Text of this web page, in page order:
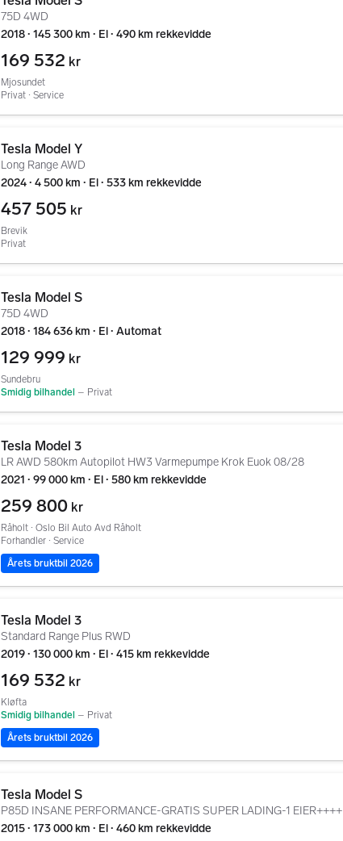
75D 4WD
2018 ∙ 145 300 km ∙ El ∙ 490 km rekkevidde
169 532 kr
Mjosundet
Privat ∙ Service
Tesla Model Y
Long Range AWD
2024 ∙ 4 500 km ∙ El ∙ 533 km rekkevidde
457 505 kr
Brevik
Privat
Tesla Model S
75D 4WD
2018 ∙ 184 636 km ∙ El ∙ Automat
129 999 kr
Sundebru
Smidig bilhandel – Privat
Tesla Model 3
LR AWD 580km Autopilot HW3 Varmepumpe Krok Euok 08/28
2021 ∙ 99 000 km ∙ El ∙ 580 km rekkevidde
259 800 kr
Råholt ∙ Oslo Bil Auto Avd Råholt
Forhandler ∙ Service
Årets bruktbil 2026
Tesla Model 3
Standard Range Plus RWD
2019 ∙ 130 000 km ∙ El ∙ 415 km rekkevidde
169 532 kr
Kløfta
Smidig bilhandel – Privat
Årets bruktbil 2026
Tesla Model S
P85D INSANE PERFORMANCE-GRATIS SUPER LADING-1 EIER++++
2015 ∙ 173 000 km ∙ El ∙ 460 km rekkevidde